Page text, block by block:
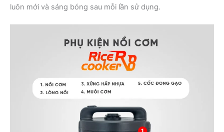
luôn mới và sáng bóng sau mỗi lần sử dụng.